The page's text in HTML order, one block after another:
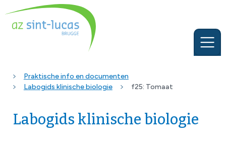
Praktische info en documenten
Labogids klinische biologie
f25: Tomaat
Labogids klinische biologie